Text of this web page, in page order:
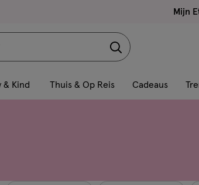
Mijn
& Kind Thuis & Op Reis Cadeaus